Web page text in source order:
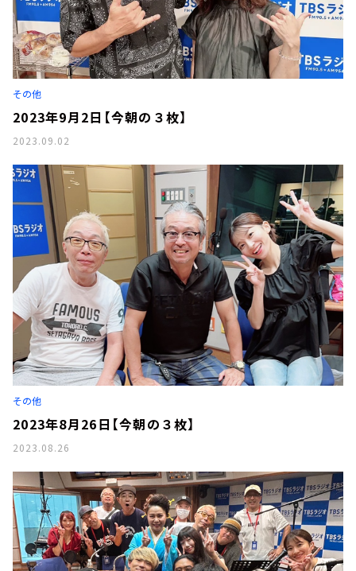
その他
2023年9月2日【今朝の３枚】
2023.09.02
その他
2023年8月26日【今朝の３枚】
2023.08.26